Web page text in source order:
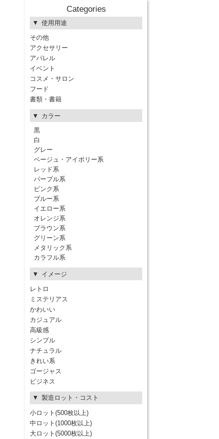
Categories
使用用途
その他
アクセサリー
アパレル
イベント
コスメ・サロン
フード
書類・書籍
カラー
黒
白
グレー
ベージュ・アイボリー系
レッド系
パープル系
ピンク系
ブルー系
イエロー系
オレンジ系
ブラウン系
グリーン系
メタリック系
カラフル系
イメージ
レトロ
ミステリアス
かわいい
カジュアル
高級感
シンプル
ナチュラル
きれい系
ゴージャス
ビジネス
製造ロット・コスト
小ロット(500枚以上)
中ロット(1000枚以上)
大ロット(5000枚以上)